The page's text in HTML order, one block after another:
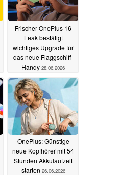
Frischer OnePlus 16
Leak bestätigt
wichtiges Upgrade für
das neue Flaggschiff-
Handy 28.06.2026
OnePlus: Günstige
neue Kopfhörer mit 54
Stunden Akkulaufzeit
starten 26.06.2026